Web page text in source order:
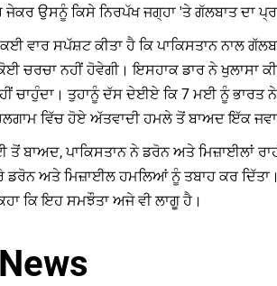
ਜੇਕਰ ਉਸਨੂੰ ਕਿਸੇ ਨਿਰਪੱਖ ਜਗ੍ਹਾ 'ਤੇ ਗੱਲਬਾਤ ਦਾ
ਕਈ ਵਾਰ ਸਪੱਸ਼ਟ ਕੀਤਾ ਹੈ ਕਿ ਪਾਕਿਸਤਾਨ ਨਾਲ
ਚਰਚਾ ਨਹੀਂ ਹੋਵੇਗੀ। ਇਸਹਾਕ ਡਾਰ ਨੇ ਖੁਲਾਸਾ
ਚਾਹੁੰਦਾ। ਤੁਹਾਨੂੰ ਦੱਸ ਦੇਈਏ ਕਿ 7 ਮਈ ਨੂੰ ਭਾਰਤ
ਵਿੱਚ ਹੋਏ ਅੱਤਵਾਦੀ ਹਮਲੇ ਤੋਂ ਬਾਅਦ ਇੱਕ
ਤੋਂ ਬਾਅਦ, ਪਾਕਿਸਤਾਨ ਨੇ ਡਰੋਨ ਅਤੇ ਮਿਜ਼ਾਈਲਾਂ
ਡਰੋਨ ਅਤੇ ਮਿਜ਼ਾਈਲ ਹਮਲਿਆਂ ਨੂੰ ਤਬਾਹ ਕਰ
ਕਿ ਇਹ ਸਮਝੌਤਾ ਅਜੇ ਵੀ ਲਾਗੂ ਹੈ।